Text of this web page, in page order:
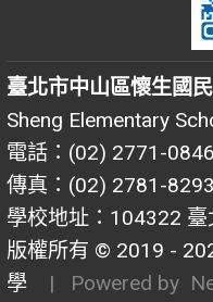
臺北市中山區懷生國
Sheng Elementary
電話：(02) 2771-0846
傳真：(02) 2781-8293
學校地址：104322
版權所有 © 2019 -
學
| Powered by